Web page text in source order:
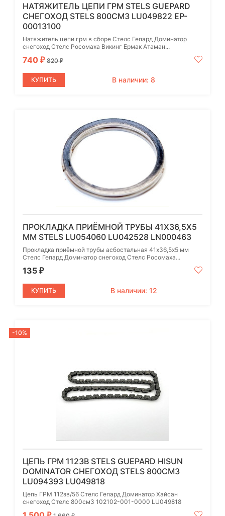
НАТЯЖИТЕЛЬ ЦЕПИ ГРМ STELS GUEPARD
СНЕГОХОД STELS 800СМ3 LU049822 EP-
00013100
Натяжитель цепи грм в сборе Стелс Гепард Доминатор
снегоход Стелс Росомаха Викинг Ермак Атаман...
740 ₽ 820₽
КУПИТЬ В наличии: 8
ПРОКЛАДКА ПРИЁМНОЙ ТРУБЫ 41Х36,5Х5
ММ STELS LU054060 LU042528 LN000463
Прокладка приёмной трубы асбостальная 41х36,5х5 мм
Стелс Гепард Доминатор снегоход Стелс Росомаха...
135 ₽
КУПИТЬ В наличии: 12
-10%
ЦЕПЬ ГРМ 112ЗВ STELS GUEPARD HISUN
DOMINATOR СНЕГОХОД STELS 800СМ3
LU094393 LU049818
Цепь ГРМ 112зв/56 Стелс Гепард Доминатор Хайсан
снегоход Стелс 800см3 102102-001-0000 LU049818